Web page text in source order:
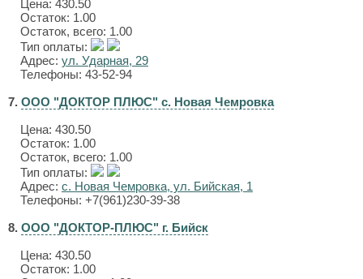
Цена: 430.50
Остаток: 1.00
Остаток, всего: 1.00
Тип оплаты:
Адрес: ул. Ударная, 29
Телефоны: 43-52-94
7. ООО "ДОКТОР ПЛЮС" с. Новая Чемровка
Цена: 430.50
Остаток: 1.00
Остаток, всего: 1.00
Тип оплаты:
Адрес: с. Новая Чемровка, ул. Бийская, 1
Телефоны: +7(961)230-39-38
8. ООО "ДОКТОР-ПЛЮС" г. Бийск
Цена: 430.50
Остаток: 1.00